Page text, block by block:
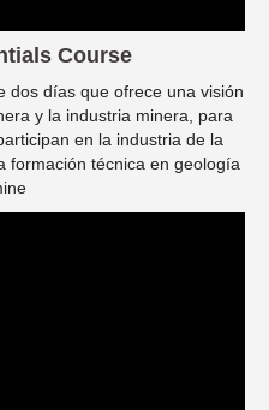
Course
dos días que ofrece una visión
y la industria minera, para
en la industria de la
formación técnica en geología